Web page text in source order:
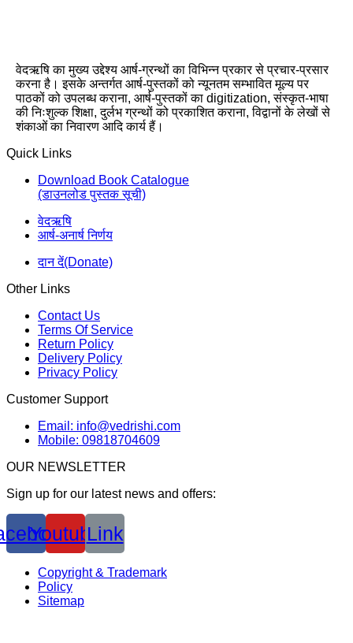
वेदऋषि का मुख्य उद्देश्य आर्ष-ग्रन्थों का विभिन्न प्रकार से प्रचार-प्रसार
करना है। इसके अन्तर्गत आर्ष-पुस्तकों को न्यूनतम सम्भावित मूल्य पर
पाठकों को उपलब्ध कराना, आर्ष-पुस्तकों का digitization, संस्कृत-भाषा
की निःशुल्क शिक्षा, दुर्लभ ग्रन्थों को प्रकाशित कराना, विद्वानों के लेखों से
शंकाओं का निवारण आदि कार्य हैं।
Quick Links
Download Book Catalogue
(डाउनलोड पुस्तक सूची)
वेदऋषि
आर्ष-अनार्ष निर्णय
दान दें(Donate)
Other Links
Contact Us
Terms Of Service
Return Policy
Delivery Policy
Privacy Policy
Customer Support
Email: info@vedrishi.com
Mobile: 09818704609
OUR NEWSLETTER
Sign up for our latest news and offers:
YoutubeLink
Copyright & Trademark
Policy
Sitemap